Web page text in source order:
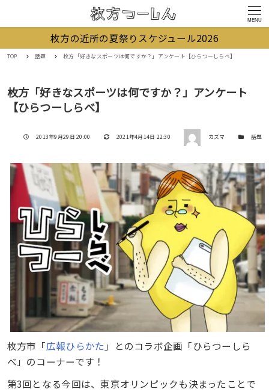
MENU
枚方の近所の夏祭りスケジュール2026
TOP 話題 枚方「好きなスポーツは何ですか？」アンケート【ひらつーしらべ】
枚方「好きなスポーツは何ですか？」アンケート
【ひらつーしらべ】
投稿日
2013年9月29日 20:00 更新日
2021年4月14日 22:30 著者 カズマ カテゴリー
話題
枚方市「広報ひらかた 」とのコラボ企画「ひらつーしら
べ」のコーナーです！
第3回となる今回は、東京オリンピックも決まったことで